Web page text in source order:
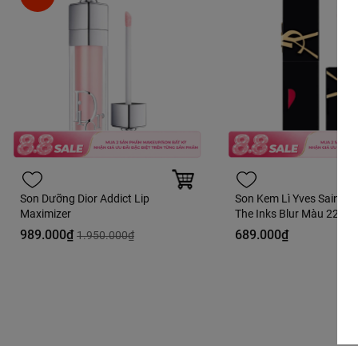
Son Dưỡng Dior Addict Lip
Maximizer
989.000₫ 1.950.000₫
Son Kem Lì Yves Saint
The Inks Blur Màu 220
Thrill Hồng Dâu - 5.5ml -
Hàng Duty
689.000₫